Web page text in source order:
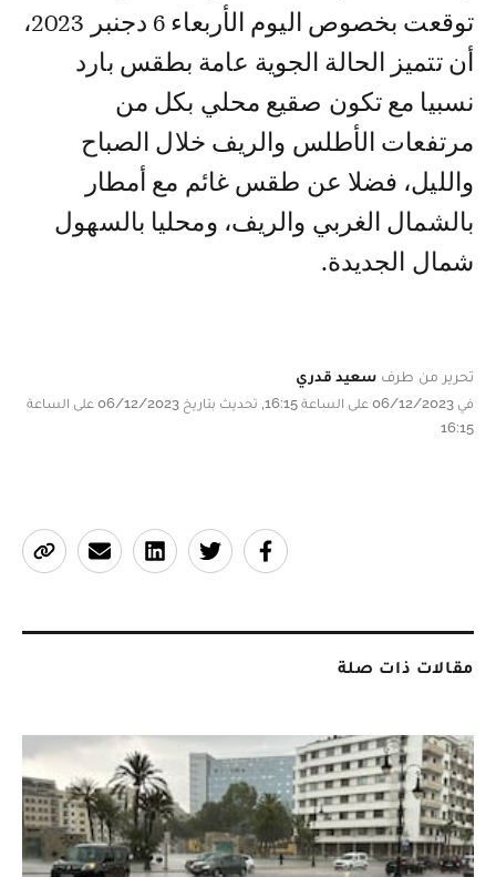
توقعت بخصوص اليوم الأربعاء 6 دجنبر 2023،
أن تتميز الحالة الجوية عامة بطقس بارد
نسبيا مع تكون صقيع محلي بكل من
مرتفعات الأطلس والريف خلال الصباح
والليل، فضلا عن طقس غائم مع أمطار
بالشمال الغربي والريف، ومحليا بالسهول
شمال الجديدة.
تحرير من طرف سعيد قدري
في 06/12/2023 على الساعة 16:15, تحديث بتاريخ 06/12/2023 على الساعة
16:15
مقالات ذات صلة